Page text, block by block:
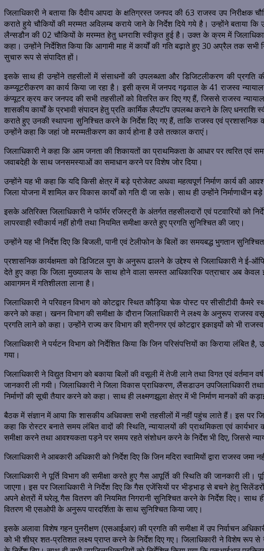
जिलाधिकारी ने बताया कि दैवीय आपदा के क्षतिग्रस्त जनपद की 63 राजस्व उप निरीक्षक
कराते हुये चौकियों की मरम्मत अविलम्ब कराये जाने के निर्देश दिये गये है। उन्होंने बताया
लैन्सडौन की 02 चौकियों के मरम्मत हेतु धनराशि स्वीकृत हुई है। उक्त के क्रम में
कहा। उन्होंने निर्देशित किया कि आगामी माह में कार्यों की गति बढ़ाते हुए 30 अप्रैल तक सभी
सुचारु रूप से संपादित हों।
इसके साथ ही उन्होंने तहसीलों में संसाधनों की उपलब्धता और डिजिटलीकरण की प्रगति
कम्प्यूटरीकरण का कार्य किया जा रहा है। इसी क्रम में जनपद गढ़वाल के 41 राजस्व
कंप्यूटर क्रय कर जनपद की सभी तहसीलों को वितरित कर दिए गए हैं, जिससे राजस्व
शासकीय कार्यों के प्रभावी संपादन हेतु प्रति कार्मिक लैपटॉप उपलब्ध कराने के लिए
कराते हुए उनकी स्थापना सुनिश्चित करने के निर्देश दिए गए हैं, ताकि राजस्व एवं प्रशासनिक
उन्होंने कहा कि जहां जो मरम्मतीकरण का कार्य होना है उसे तत्काल कराएं।
जिलाधिकारी ने कहा कि आम जनता की शिकायतों का प्राथमिकता के आधार पर त्वरित एवं
जवाबदेही के साथ जनसमस्याओं का समाधान करने पर विशेष जोर दिया।
उन्होंने यह भी कहा कि यदि किसी क्षेत्र में बड़े प्रोजेक्ट अथवा महत्वपूर्ण निर्माण कार्य
जिला योजना में शामिल कर विकास कार्यों को गति दी जा सके। साथ ही उन्होंने निर्माणाधीन बड़े
इसके अतिरिक्त जिलाधिकारी ने फॉर्मर रजिस्ट्री के अंतर्गत तहसीलदारों एवं पटवारियों को
लापरवाही स्वीकार्य नहीं होगी तथा नियमित समीक्षा करते हुए प्रगति सुनिश्चित की जाए।
उन्होंने यह भी निर्देश दिए कि बिजली, पानी एवं टेलीफोन के बिलों का समयबद्ध भुगतान
प्रशासनिक कार्यक्षमता को डिजिटल युग के अनुरूप ढालने के उद्देश्य से जिलाधिकारी ने ई-
देते हुए कहा कि जिला मुख्यालय के साथ होने वाला समस्त आधिकारिक पत्राचार अब केवल
आवागमन में गतिशीलता लाना है।
जिलाधिकारी ने परिवहन विभाग को कोटद्वार स्थित कौड़िया चेक पोस्ट पर सीसीटीवी
करने को कहा। खनन विभाग की समीक्षा के दौरान जिलाधिकारी ने लक्ष्य के अनुरूप
प्रगति लाने को कहा। उन्होंने राज्य कर विभाग की श्रीनगर एवं कोटद्वार इकाइयों को भी
जिलाधिकारी ने पर्यटन विभाग को निर्देशित किया कि जिन परिसंपत्तियों का किराया
गया।
जिलाधिकारी ने विद्युत विभाग को बकाया बिलों की वसूली में तेजी लाने तथा विगत एवं
जानकारी ली गयी। जिलाधिकारी ने जिला विकास प्राधिकरण, लैंसडाउन उपजिलाधिकारी
निर्माणों की सूची तैयार करने को कहा। साथ ही लक्ष्मणझूला क्षेत्र में भी निर्माण मानकों की
बैठक में संज्ञान में आया कि शासकीय अधिवक्ता सभी तहसीलों में नहीं पहुंच लाते हैं। इस पर
कहा कि रोस्टर बनाते समय लंबित वादों की स्थिति, न्यायालयों की प्राथमिकता एवं
समीक्षा करने तथा आवश्यकता पड़ने पर समय रहते संशोधन करने के निर्देश भी दिए, जिससे
जिलाधिकारी ने आबकारी अधिकारी को निर्देश दिए कि जिन मदिरा स्वामियों द्वारा
जिलाधिकारी ने पूर्ति विभाग की समीक्षा करते हुए गैस आपूर्ति की स्थिति की जानकारी
जाएगा। इस पर जिलाधिकारी ने निर्देश दिए कि गैस एजेंसियों पर भीड़भाड़ से बचने हेतु
अपने क्षेत्रों में घरेलू गैस वितरण की नियमित निगरानी सुनिश्चित करने के निर्देश दिए।
वितरण भी एसओपी के अनुरूप पारदर्शिता के साथ सुनिश्चित किया जाए।
इसके अलावा विशेष गहन पुनरीक्षण (एसआईआर) की प्रगति की समीक्षा में उप निर्वाचन
को भी शीघ्र शत-प्रतिशत लक्ष्य प्राप्त करने के निर्देश दिए गए। जिलाधिकारी ने विशेष